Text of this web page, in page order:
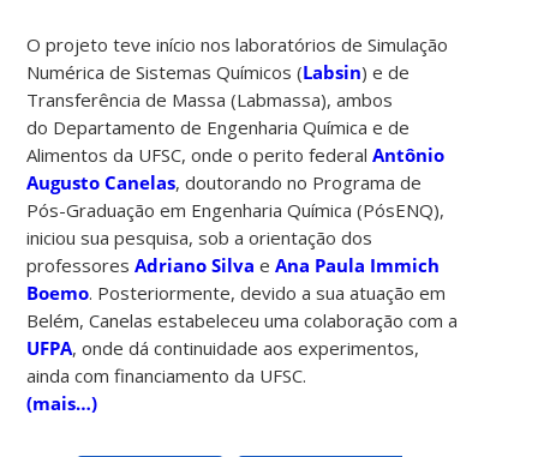
O projeto teve início nos laboratórios de Simulação
Numérica de Sistemas Químicos (Labsin) e de
Transferência de Massa (Labmassa), ambos
do Departamento de Engenharia Química e de
Alimentos da UFSC, onde o perito federalAntônio
Augusto Canelas, doutorando no Programa de
Pós-Graduação em Engenharia Química (PósENQ),
iniciou sua pesquisa, sob a orientação dos
professoresAdriano Silva eAna Paula Immich
Boemo. Posteriormente, devido a sua atuação em
Belém, Canelas estabeleceu uma colaboração com a
UFPA, onde dá continuidade aos experimentos,
ainda com financiamento da UFSC.
(mais…)